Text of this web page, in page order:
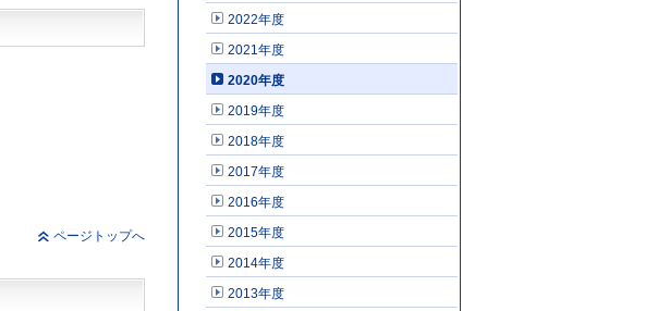
ページトップへ
2022年度
2021年度
2020年度
2019年度
2018年度
2017年度
2016年度
2015年度
2014年度
2013年度